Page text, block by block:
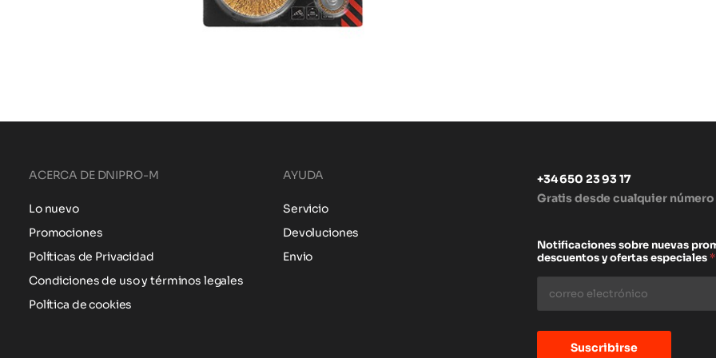
ACERCA DE DNIPRO-M
Lo nuevo
Promociones
Políticas de Privacidad
Condiciones de uso y términos legales
Política de cookies
AYUDA
Servicio
Devoluciones
Envio
+34 650 23 93 17
Gratis desde cualquier número
Notificaciones sobre nuevas
descuentos y ofertas especiales*
Suscribirse